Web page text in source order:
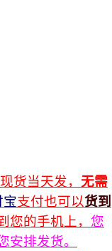
货当天发， 无需
支付也可以货到
您的手机上， 您
安排发货。